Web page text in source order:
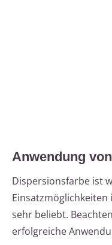
Anwendung
Dispersionsfarbe ist
sehr beliebt.
erfolgreiche